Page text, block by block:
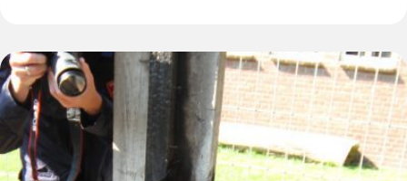
Lees
meer
over
Team
Brandonderzoek:
op